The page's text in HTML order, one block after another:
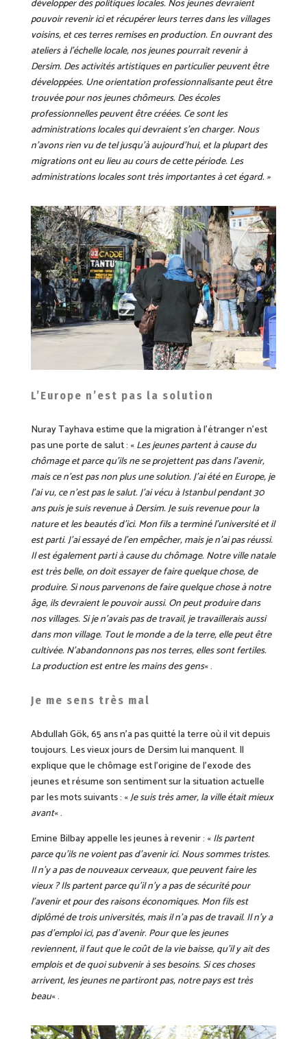
développer des politiques locales. Nos jeunes devraient
pouvoir revenir ici et récupérer leurs terres dans les villages
voisins, et ces terres remises en production. En ouvrant des
ateliers à l’échelle locale, nos jeunes pourrait revenir à
Dersim. Des activités artistiques en particulier peuvent être
développées. Une orientation professionnalisante peut être
trouvée pour nos jeunes chômeurs. Des écoles
professionnelles peuvent être créées. Ce sont les
administrations locales qui devraient s’en charger. Nous
n’avons rien vu de tel jusqu’à aujourd’hui, et la plupart des
migrations ont eu lieu au cours de cette période. Les
administrations locales sont très importantes à cet égard. »
L’Europe n’est pas la solution
Nuray Tayhava estime que la migration à l’étranger n’est
pas une porte de salut : «Les jeunes partent à cause du
chômage et parce qu’ils ne se projettent pas dans l’avenir,
mais ce n’est pas non plus une solution. J’ai été en Europe, je
l’ai vu, ce n’est pas le salut. J’ai vécu à Istanbul pendant 30
ans puis je suis revenue à Dersim. Je suis revenue pour la
nature et les beautés d’ici. Mon fils a terminé l’université et il
est parti. J’ai essayé de l’en empêcher, mais je n’ai pas réussi.
Il est également parti à cause du chômage. Notre ville natale
est très belle, on doit essayer de faire quelque chose, de
produire. Si nous parvenons de faire quelque chose à notre
âge, ils devraient le pouvoir aussi. On peut produire dans
nos villages. Si je n’avais pas de travail, je travaillerais aussi
dans mon village. Tout le monde a de la terre, elle peut être
cultivée. N’abandonnons pas nos terres, elles sont fertiles.
La production est entre les mains des gens« .
Je me sens très mal
Abdullah Gök, 65 ans n’a pas quitté la terre où il vit depuis
toujours. Les vieux jours de Dersim lui manquent. Il
explique que le chômage est l’origine de l’exode des
jeunes et résume son sentiment sur la situation actuelle
par les mots suivants : «Je suis très amer, la ville était mieux
avant« .
Emine Bilbay appelle les jeunes à revenir : «Ils partent
parce qu’ils ne voient pas d’avenir ici. Nous sommes tristes.
Il n’y a pas de nouveaux cerveaux, que peuvent faire les
vieux ? Ils partent parce qu’il n’y a pas de sécurité pour
l’avenir et pour des raisons économiques. Mon fils est
diplômé de trois universités, mais il n’a pas de travail. Il n’y a
pas d’emploi ici, pas d’avenir. Pour que les jeunes
reviennent, il faut que le coût de la vie baisse, qu’il y ait des
emplois et de quoi subvenir à ses besoins. Si ces choses
arrivent, les jeunes ne partiront pas, notre pays est très
beau« .